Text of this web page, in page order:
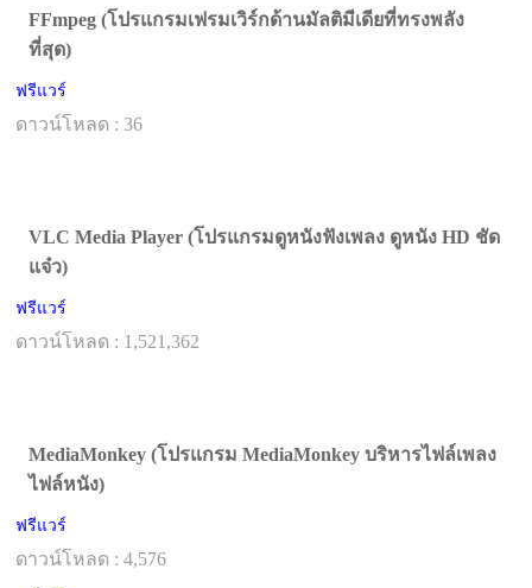
FFmpeg (โปรแกรมเฟรมเวิร์กด้านมัลติมีเดียที่ทรงพลัง
ที่สุด)
ฟรีแวร์
ดาวน์โหลด : 36
VLC Media Player (โปรแกรมดูหนังฟังเพลง ดูหนัง HD ชัด
แจ๋ว)
ฟรีแวร์
ดาวน์โหลด : 1,521,362
MediaMonkey (โปรแกรม MediaMonkey บริหารไฟล์เพลง
ไฟล์หนัง)
ฟรีแวร์
ดาวน์โหลด : 4,576